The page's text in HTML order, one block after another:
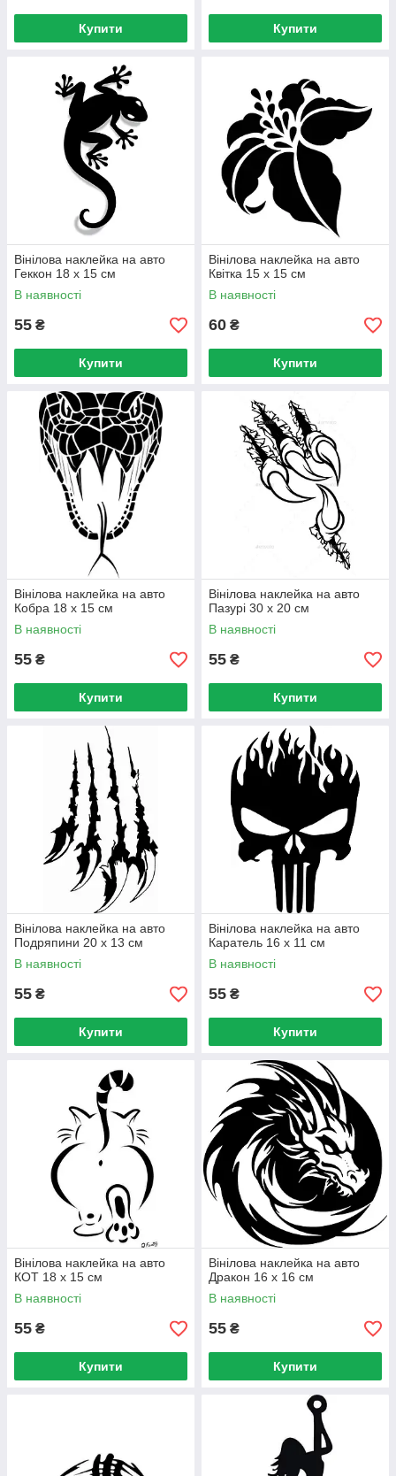
Купити Купити
Вінілова наклейка на авто
Геккон 18 х 15 см
В наявності
55 ₴
Купити
Вінілова наклейка на авто
Квітка 15 х 15 см
В наявності
60 ₴
Купити
Вінілова наклейка на авто
Кобра 18 х 15 см
В наявності
55 ₴
Купити
Вінілова наклейка на авто
Пазурі 30 х 20 см
В наявності
55 ₴
Купити
Вінілова наклейка на авто
Подряпини 20 х 13 см
В наявності
55 ₴
Купити
Вінілова наклейка на авто
Каратель 16 х 11 см
В наявності
55 ₴
Купити
Вінілова наклейка на авто
КОТ 18 х 15 см
В наявності
55 ₴
Купити
Вінілова наклейка на авто
Дракон 16 х 16 см
В наявності
55 ₴
Купити